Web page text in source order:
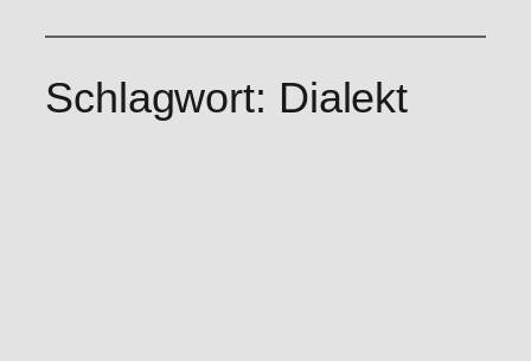
Schlagwort: Dialekt